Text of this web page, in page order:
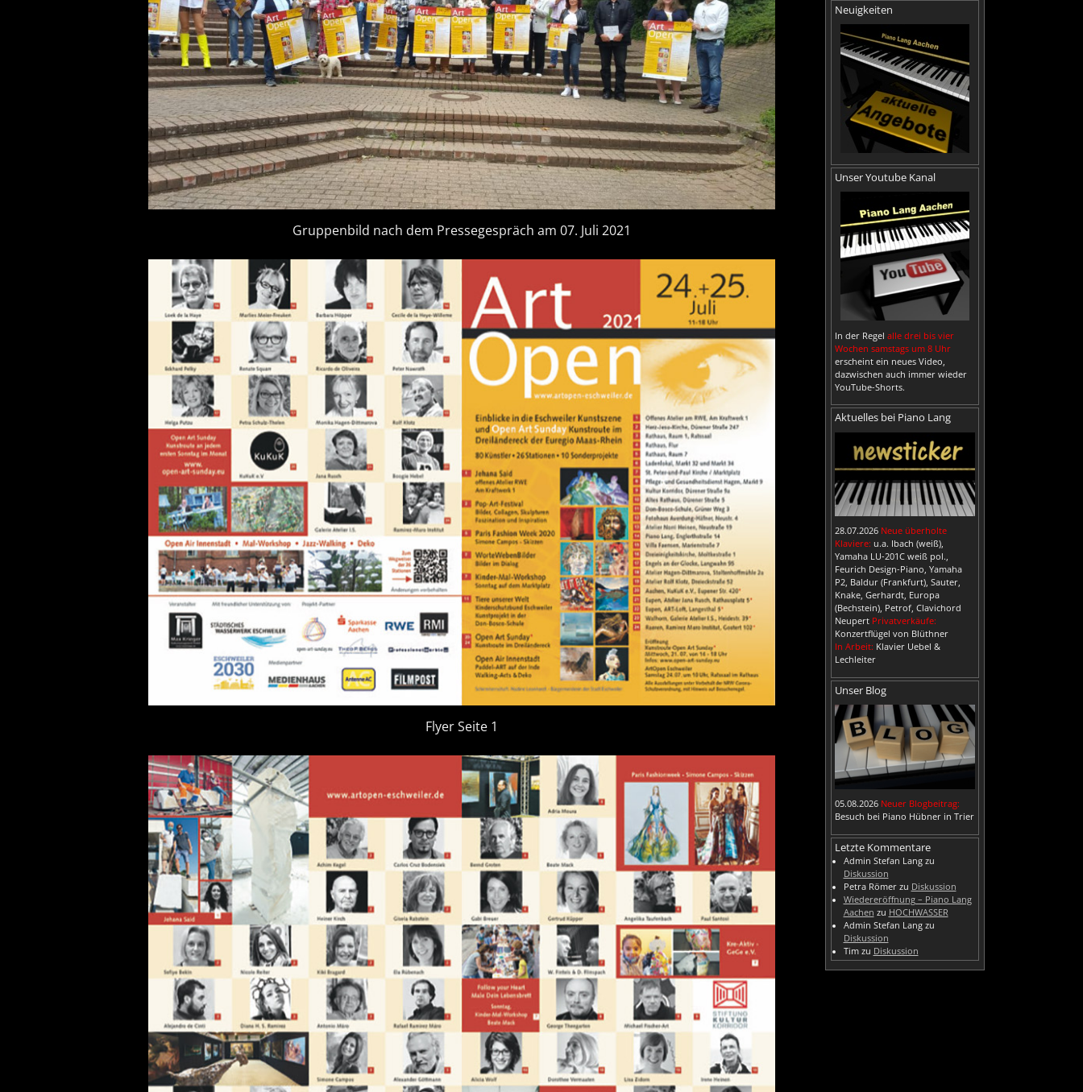
Gruppenbild nach dem Pressegespräch am 07. Juli 2021
Flyer Seite 1
Neuigkeiten
Unser Youtube Kanal
In der Regel alle drei bis vier
Wochen samstags um 8 Uhr
erscheint ein neues Video,
dazwischen auch immer wieder
YouTube-Shorts.
Aktuelles bei Piano Lang
28.07.2026 Neue überholte
Klaviere: u.a. Ibach (weiß),
Yamaha LU-201C weiß pol.,
Feurich Design-Piano, Yamaha
P2, Baldur (Frankfurt), Sauter,
Knake, Gerhardt, Europa
(Bechstein), Petrof, Clavichord
Neupert Privatverkäufe:
Konzertflügel von Blüthner
In Arbeit: Klavier Uebel &
Lechleiter
Unser Blog
05.08.2026 Neuer Blogbeitrag:
Besuch bei Piano Hübner in Trier
Letzte Kommentare
Admin Stefan Langzu
Diskussion
Petra Römerzu Diskussion
Wiedereröffnung – Piano Lang
Aachen zu HOCHWASSER
Admin Stefan Langzu
Diskussion
Timzu Diskussion